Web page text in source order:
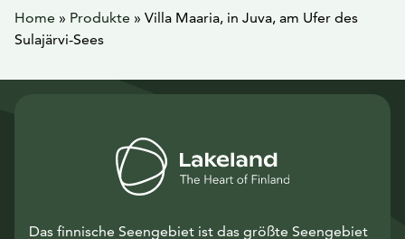
Home » Produkte » Villa Maaria, in Juva, am Ufer des
Sulajärvi-Sees
Das finnische Seengebiet ist das größte Seengebiet